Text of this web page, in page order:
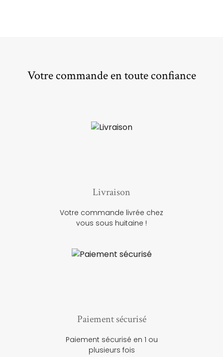
Votre commande en toute confiance
Livraison
Votre commande livrée chez
vous sous huitaine !
Paiement sécurisé
Paiement sécurisé en 1 ou
plusieurs fois